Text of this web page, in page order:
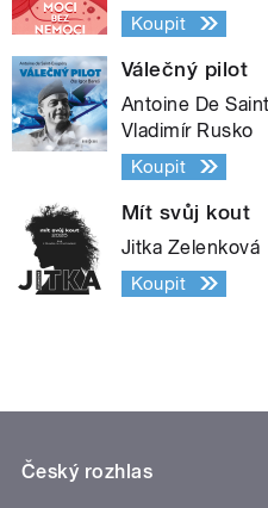
Koupit
Válečný pilot
Antoine De
Vladimír Rusko
Koupit
Mít svůj kout
Jitka Zelenková
Koupit
Český rozhlas